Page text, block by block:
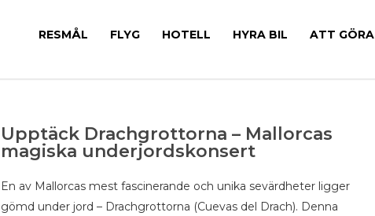
RESMÅL FLYG HOTELL HYRA BIL ATT GÖRA
Upptäck Drachgrottorna – Mallorcas
magiska underjordskonsert
En av Mallorcas mest fascinerande och unika sevärdheter ligger
gömd under jord – Drachgrottorna (Cuevas del Drach). Denna